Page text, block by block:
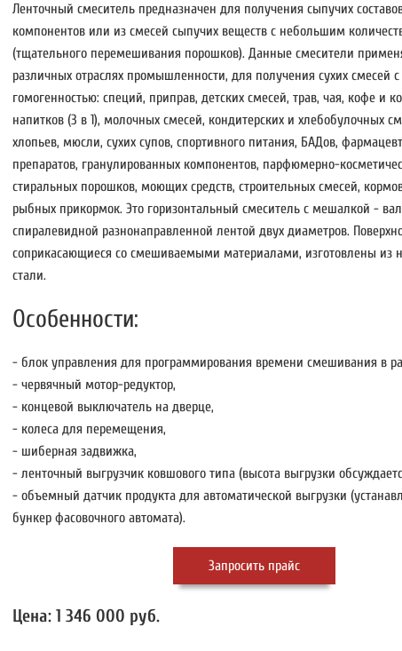
Ленточный смеситель предназначен для получения сыпучих
компонентов или из смесей сыпучих веществ с небольшим
(тщательного перемешивания порошков). Данные смесители
различных отраслях промышленности, для получения сухих смесей
гомогенностью: специй, приправ, детских смесей, трав, чая, кофе и
напитков (3 в 1), молочных смесей, кондитерских и хлебобулочных
хлопьев, мюсли, сухих супов, спортивного питания, БАДов,
препаратов, гранулированных компонентов, парфюмерно-
стиральных порошков, моющих средств, строительных смесей,
рыбных прикормок. Это горизонтальный смеситель с мешалкой -
спиралевидной разнонаправленной лентой двух диаметров.
соприкасающиеся со смешиваемыми материалами, изготовлены из
стали.
Особенности:
- блок управления для программирования времени смешивания в
- червячный мотор-редуктор,
- концевой выключатель на дверце,
- колеса для перемещения,
- шиберная задвижка,
- ленточный выгрузчик ковшового типа (высота выгрузки
- объемный датчик продукта для автоматической выгрузки
бункер фасовочного автомата).
Запросить прайс
Цена: 1 346 000 руб.